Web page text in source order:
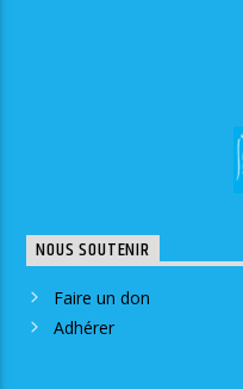
NOUS SOUTENIR
Faire un don
Adhérer